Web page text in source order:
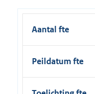
Aantal fte
Peildatum fte